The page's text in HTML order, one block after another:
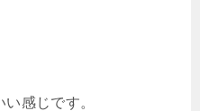
感じです。